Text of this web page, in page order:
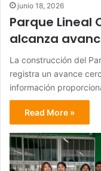
junio 18, 2026
Parque Lineal
alcanza
La construcción del
registra un avance
información
Read More »